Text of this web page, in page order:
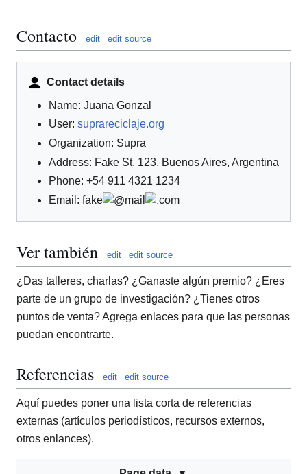
Contacto edit edit source
Contact details
Name: Juana Gonzal
User: suprareciclaje.org
Organization: Supra
Address: Fake St. 123, Buenos Aires, Argentina
Phone: +54 911 4321 1234
Email: fake
mail com
Ver también edit edit source
¿Das talleres, charlas? ¿Ganaste algún premio? ¿Eres
parte de un grupo de investigación? ¿Tienes otros
puntos de venta? Agrega enlaces para que las personas
puedan encontrarte.
Referencias edit edit source
Aquí puedes poner una lista corta de referencias
externas (artículos periodísticos, recursos externos,
otros enlances).